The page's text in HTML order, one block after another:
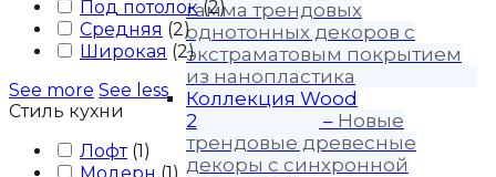
гамма трендовых
однотонных декоров с
экстраматовым покрытием
из нанопластика
Коллекция Wood
2
– Новые
трендовые древесные
декоры с синхронной
Под потолок (2)
Средняя (2)
Широкая (2)
See more See less
Стиль кухни
Лофт (1)